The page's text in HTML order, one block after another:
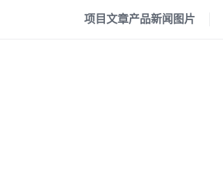
项目文章产品新闻 图片